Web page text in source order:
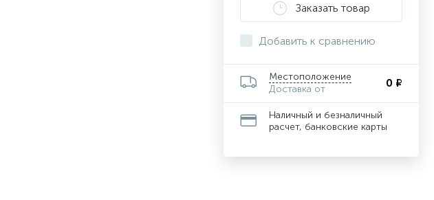
Заказать товар
Добавить к сравнению
Местоположение
Доставка от
0 ₽
Наличный и безналичный
расчет, банковские карты